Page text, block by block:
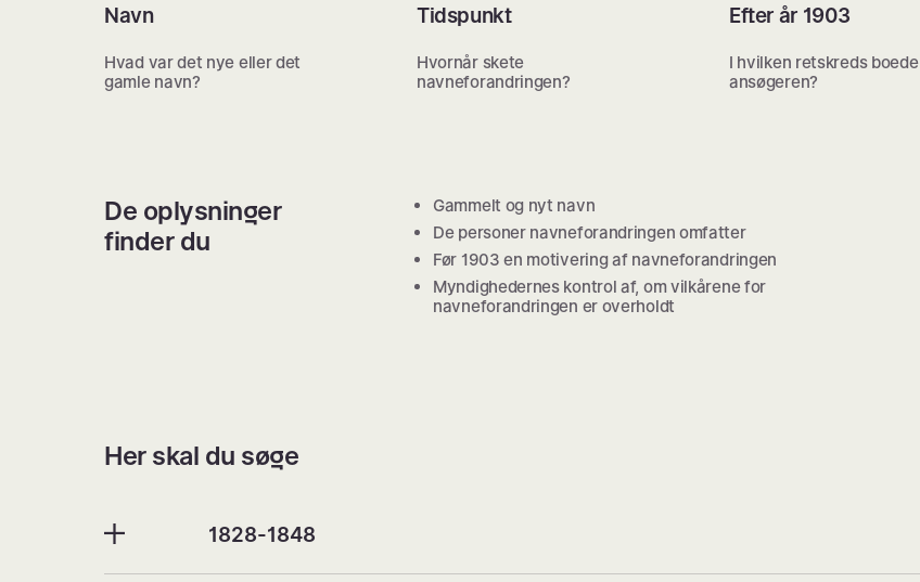
Navn
Hvad var det nye eller det
gamle navn?
Tidspunkt
Hvornår skete
navneforandringen?
Efter år 1903
I hvilken retskreds boede
ansøgeren?
De oplysninger
finder du
Gammelt og nyt navn
De personer navneforandringen omfatter
Før 1903 en motivering af navneforandringen
Myndighedernes kontrol af, om vilkårene for
navneforandringen er overholdt
Her skal du søge
1828-1848